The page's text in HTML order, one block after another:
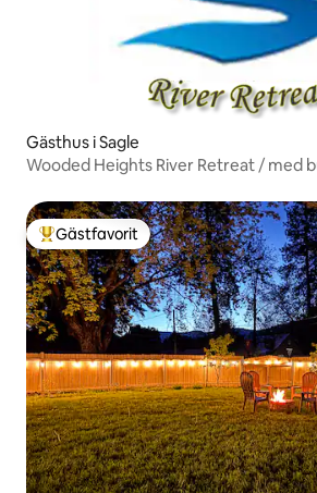
Gästhus i Sagle
Wooded Heights River Retreat / med
Populär gästfavorit
Gästfavorit